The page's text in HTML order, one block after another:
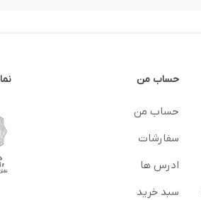
حساب من
حساب من
سفارشات
ادرس ها
سبد خرید